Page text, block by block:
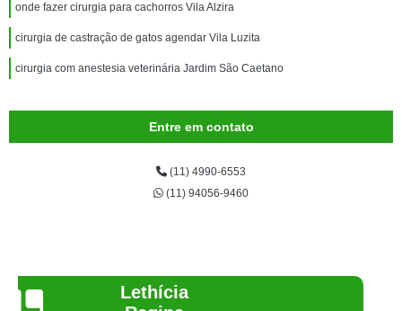
onde fazer cirurgia para cachorros Vila Alzira
cirurgia de castração de gatos agendar Vila Luzita
cirurgia com anestesia veterinária Jardim São Caetano
Entre em contato
(11) 4990-6553
(11) 94056-9460
Joelma Lilian